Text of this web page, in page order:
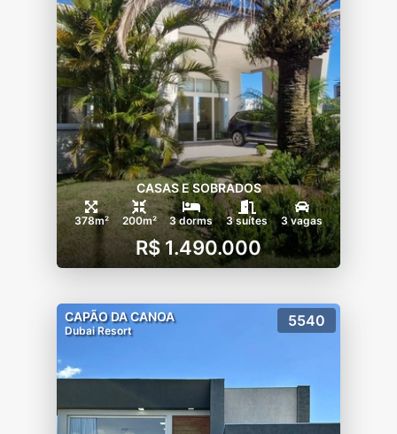
CASAS E SOBRADOS
378m² 200m² 3 dorms 3 suítes 3 vagas
R$ 1.490.000
CAPÃO DA CANOA
Dubai Resort
5540